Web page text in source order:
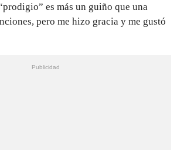
es más un guiño que una
pero me hizo gracia y me gustó